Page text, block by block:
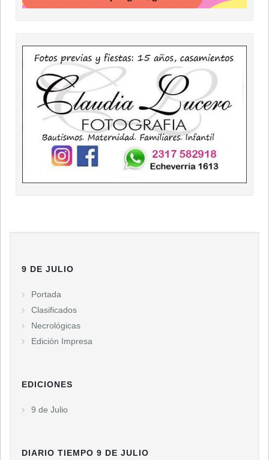
9 DE JULIO
Portada
Clasificados
Necrológicas
Edición Impresa
EDICIONES
9 de Julio
DIARIO TIEMPO 9 DE JULIO